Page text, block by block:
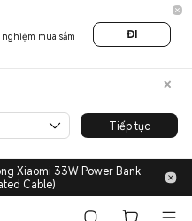
mua sắm
ĐI
Tiếp tục
Xiaomi 33W Power Bank
Cable)